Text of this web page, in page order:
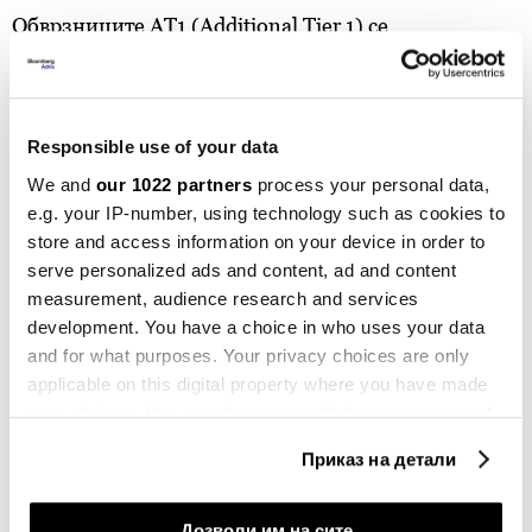
Responsible use of your data
We and our 1022 partners process your personal data,
e.g. your IP-number, using technology such as cookies to
store and access information on your device in order to
serve personalized ads and content, ad and content
measurement, audience research and services
development. You have a choice in who uses your data
and for what purposes. Your privacy choices are only
applicable on this digital property where you have made
your choices. You can change or withdraw your consent
If you allow, we would also like to:
Приказ на детали
Обврзниците АТ1 (Additional Tier 1) се
најподредените обврзници што ги издаваат
банките. Имателите на обични обврзници имаат
западне во тешкотии, додека имателите на
обврзниците АТ1 се последни во редот за
распределба на средствата.
Главнината не мора да се отплати.
„Блумберг“ објаснува декаобврзницитеАТ1 во
Европа станаа популарни по финансиската криза
да им наметнат загуби на сопствениците на
обврзници доколку на банката во криза ѝ е